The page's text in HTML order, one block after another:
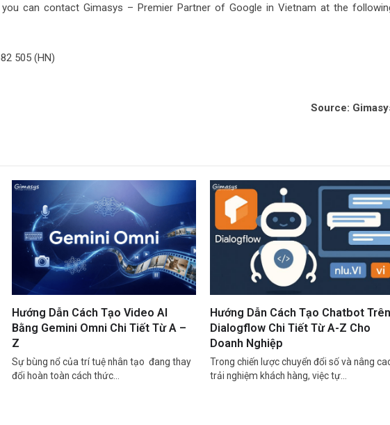
can contact Gimasys – Premier Partner of Google in Vietnam at the
505 (HN)
Source:
Hướng Dẫn Cách Tạo Video AI
Bằng Gemini Omni Chi Tiết Từ A –
Z
Sự bùng nổ của trí tuệ nhân tạo đang thay
đổi hoàn toàn cách thức…
Hướng Dẫn Cách Tạo Chatbot Trên
Dialogflow Chi Tiết Từ A-Z Cho
Doanh Nghiệp
Trong chiến lược chuyển đổi số và nâng
trải nghiệm khách hàng, việc tự…